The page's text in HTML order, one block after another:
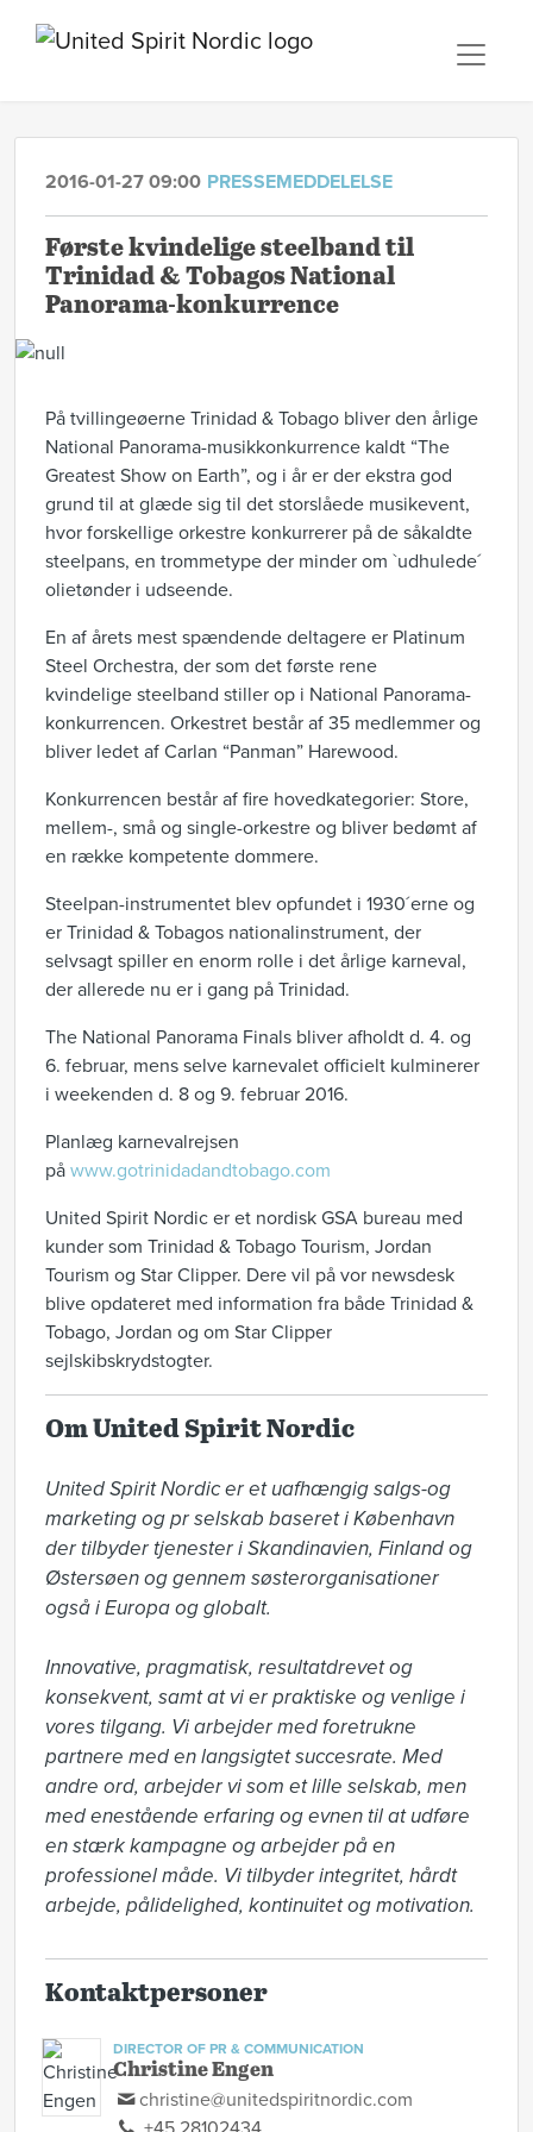
2016-01-27 09:00 PRESSEMEDDELELSE
Første kvindelige steelband til
Trinidad & Tobagos National
Panorama-konkurrence
På tvillingeøerne Trinidad & Tobago bliver den årlige
National Panorama-musikkonkurrence kaldt “The
Greatest Show on Earth”, og i år er der ekstra god
grund til at glæde sig til det storslåede musikevent,
hvor forskellige orkestre konkurrerer på de såkaldte
steelpans, en trommetype der minder om `udhulede´
olietønder i udseende.
En af årets mest spændende deltagere er Platinum
Steel Orchestra, der som det første rene
kvindelige steelband stiller op i National Panorama-
konkurrencen. Orkestret består af 35 medlemmer og
bliver ledet af Carlan “Panman” Harewood.
Konkurrencen består af fire hovedkategorier: Store,
mellem-, små og single-orkestre og bliver bedømt af
en række kompetente dommere.
Steelpan-instrumentet blev opfundet i 1930´erne og
er Trinidad & Tobagos nationalinstrument, der
selvsagt spiller en enorm rolle i det årlige karneval,
der allerede nu er i gang på Trinidad.
The National Panorama Finals bliver afholdt d. 4. og
6. februar, mens selve karnevalet officielt kulminerer
i weekenden d. 8 og 9. februar 2016.
Planlæg karnevalrejsen
på www.gotrinidadandtobago.com
United Spirit Nordic er et nordisk GSA bureau med
kunder som Trinidad & Tobago Tourism, Jordan
Tourism og Star Clipper. Dere vil på vor newsdesk
blive opdateret med information fra både Trinidad &
Tobago, Jordan og om Star Clipper
sejlskibskrydstogter.
Om United Spirit Nordic
United Spirit Nordic er et uafhængig salgs-og
marketing og pr selskab baseret i København
der tilbyder tjenester i Skandinavien, Finland og
Østersøen og gennem søsterorganisationer
også i Europa og globalt.
Innovative, pragmatisk, resultatdrevet og
konsekvent, samt at vi er praktiske og venlige i
vores tilgang. Vi arbejder med foretrukne
partnere med en langsigtet succesrate. Med
andre ord, arbejder vi som et lille selskab, men
med enestående erfaring og evnen til at udføre
en stærk kampagne og arbejder på en
professionel måde. Vi tilbyder integritet, hårdt
arbejde, pålidelighed, kontinuitet og motivation.
Kontaktpersoner
DIRECTOR OF PR & COMMUNICATION
Christine Engen
christine@unitedspiritnordic.com